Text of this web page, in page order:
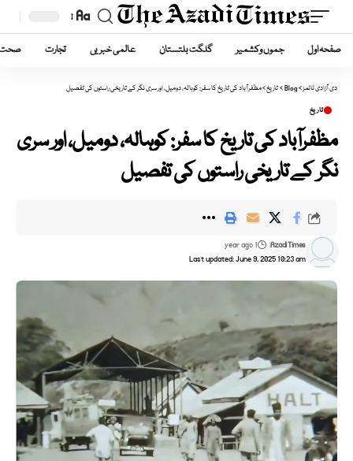
Resizer
Aa
صفحہ اول جموں وکشمیر گلگت بلتستان عالمی خبریں تجارت
دی آزادی ٹائمز>
Blog
>تاریخ>مظفرآباد کی تاریخ کا سفر: کوہالہ، دومیل، اور سری نگر کے تاریخی راستوں کی تفصیل
تاریخ
مظفرآباد کی تاریخ کا سفر: کوہالہ، دومیل، اور سری
نگر کے تاریخی راستوں کی تفصیل
Last updated: June 9, 2025 10:23 am
Azadi Times
1 year ago